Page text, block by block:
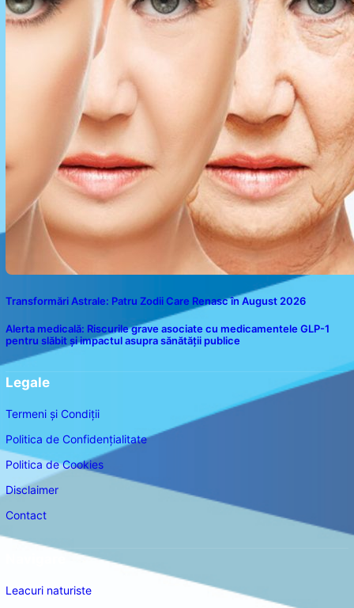
Transformări Astrale: Patru Zodii Care Renasc în August 2026
Alerta medicală: Riscurile grave asociate cu medicamentele GLP-1
pentru slăbit și impactul asupra sănătății publice
Legale
Termeni și Condiții
Politica de Confidențialitate
Politica de Cookies
Disclaimer
Contact
Leacuri naturiste